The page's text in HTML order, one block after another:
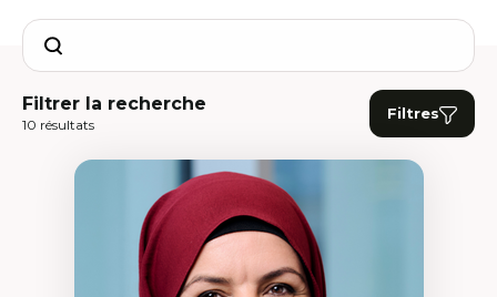
Search
Filtrer la recherche
10 résultats
Filtres